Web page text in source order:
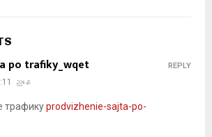
po trafiky_wqet
ညနေ
трафикуprodvizhenie-sajta-po-
REPLY